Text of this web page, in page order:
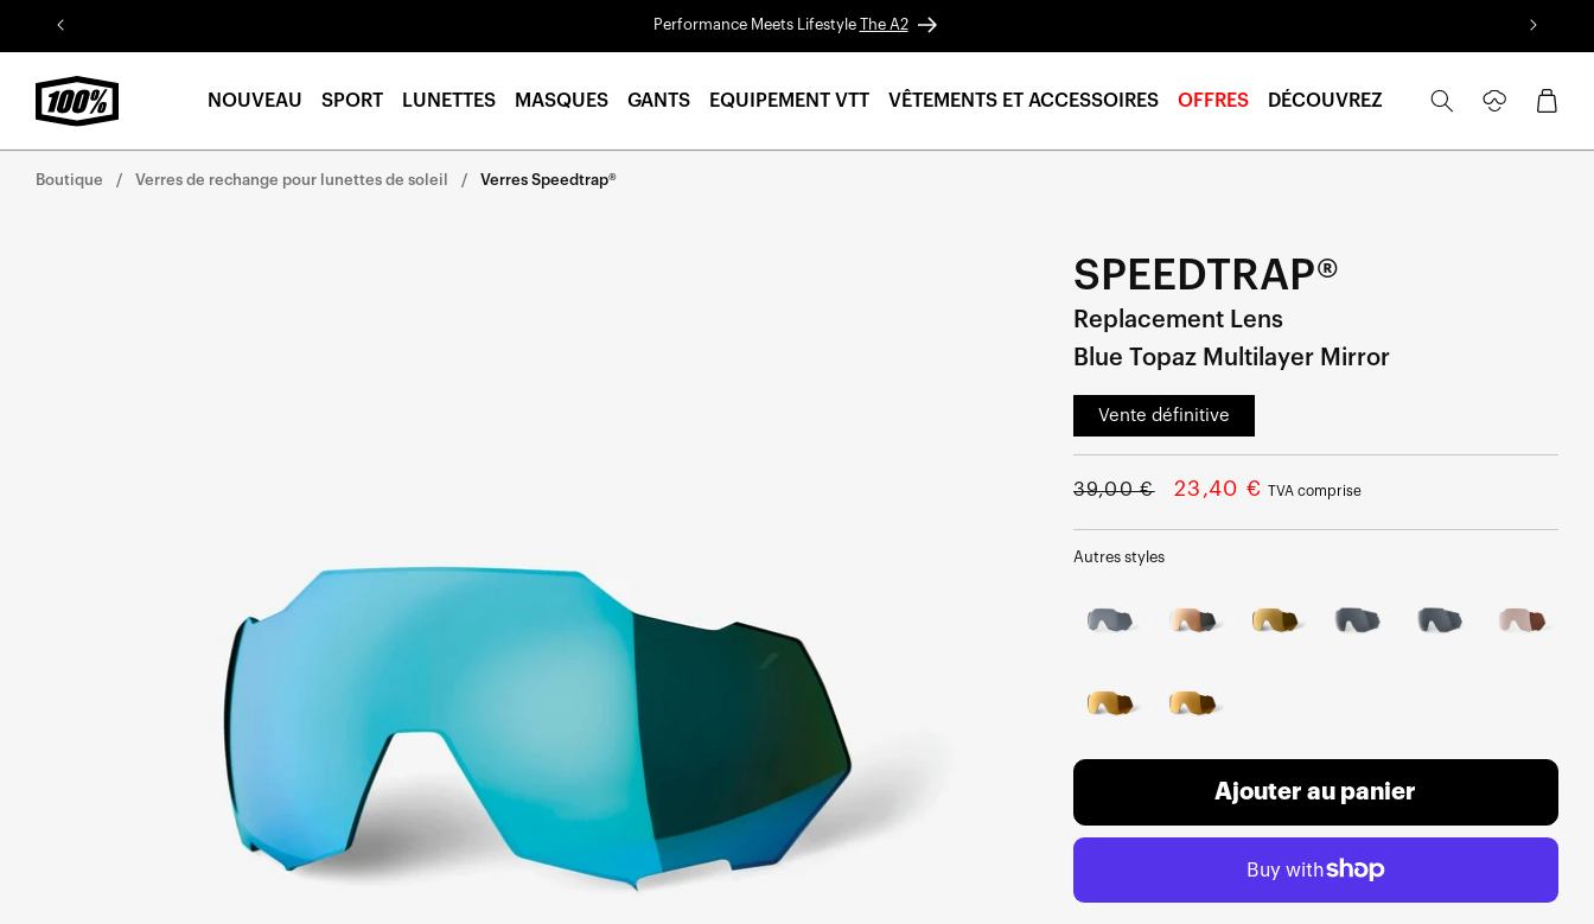
Aller au
contenu
Performance Meets Lifestyle The A2
NOUVEAU SPORT LUNETTES MASQUES GANTS EQUIPEMENT VTT VÊTEMENTS ET ACCESSOIRES OFFRES DÉCOUVREZ
connecter
Panier
Boutique Verres de rechange pour lunettes de soleil Verres Speedtrap®
SPEEDTRAP®
Replacement Lens
Blue Topaz Multilayer Mirror
Vente définitive
Prix
39,00 €
Prix
23,40 € TVA comprise
Autres styles
Ajouter au panier